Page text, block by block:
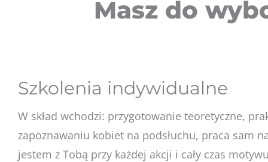
Masz do
Szkolenia indywidualne
W skład wchodzi: przygotowanie teoretyczne,
zapoznawaniu kobiet na podsłuchu, praca sam
jestem z Tobą przy każdej akcji i cały czas